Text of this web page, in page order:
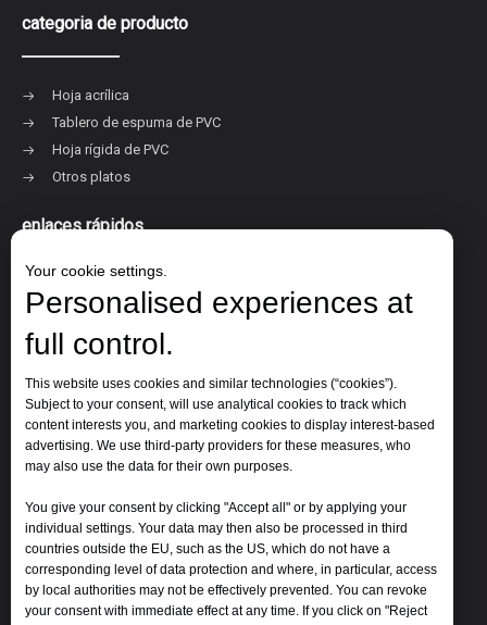
categoria de producto
Hoja acrílica
Tablero de espuma de PVC
Hoja rígida de PVC
Otros platos
enlaces rápidos
Sobre Jinbao
Solicitud
Nuestros clientes
Contáctenos
Contáctenos
Correo electrónico:jinbao@jinbaoplastic.com
Whatsapp:
+86-13969152622
Your cookie settings.
Personalised experiences at
full control.
This website uses cookies and similar technologies (“cookies”).
Subject to your consent, will use analytical cookies to track which
content interests you, and marketing cookies to display interest-based
advertising. We use third-party providers for these measures, who
may also use the data for their own purposes.
You give your consent by clicking "Accept all" or by applying your
individual settings. Your data may then also be processed in third
countries outside the EU, such as the US, which do not have a
corresponding level of data protection and where, in particular, access
by local authorities may not be effectively prevented. You can revoke
your consent with immediate effect at any time. If you click on "Reject